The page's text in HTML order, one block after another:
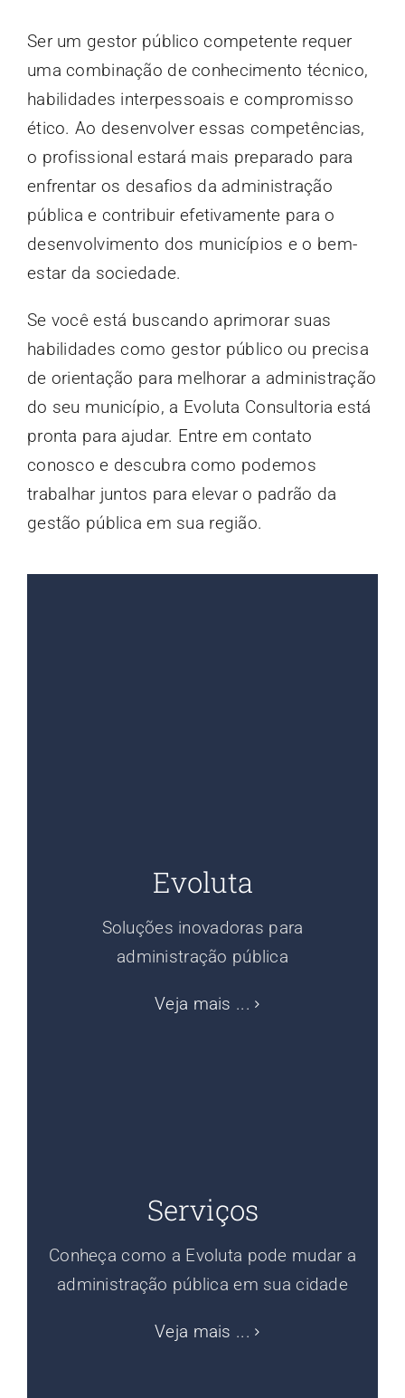
Ser um gestor público competente requer
uma combinação de conhecimento técnico,
habilidades interpessoais e compromisso
ético. Ao desenvolver essas competências,
o profissional estará mais preparado para
enfrentar os desafios da administração
pública e contribuir efetivamente para o
desenvolvimento dos municípios e o bem-
estar da sociedade.
Se você está buscando aprimorar suas
habilidades como gestor público ou precisa
de orientação para melhorar a administração
do seu município, a Evoluta Consultoria está
pronta para ajudar. Entre em contato
conosco e descubra como podemos
trabalhar juntos para elevar o padrão da
gestão pública em sua região.
Evoluta
Soluções inovadoras para
administração pública
Veja mais ...
Serviços
Conheça como a Evoluta pode mudar a
administração pública em sua cidade
Veja mais ...